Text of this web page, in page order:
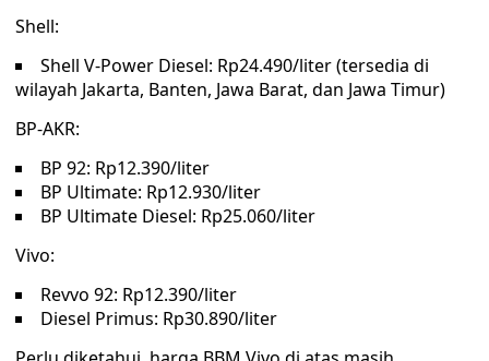
Shell:
Shell V-Power Diesel: Rp24.490/liter (tersedia di
wilayah Jakarta, Banten, Jawa Barat, dan Jawa Timur)
BP-AKR:
BP 92: Rp12.390/liter
BP Ultimate: Rp12.930/liter
BP Ultimate Diesel: Rp25.060/liter
Vivo:
Revvo 92: Rp12.390/liter
Diesel Primus: Rp30.890/liter